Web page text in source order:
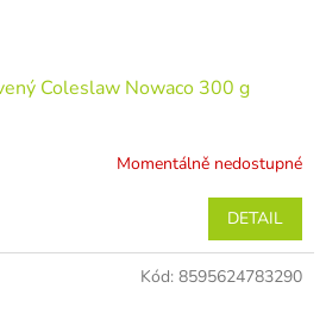
Coleslaw Nowaco 300 g
Momentálně nedostupné
DETAIL
Kód: 8595624783290